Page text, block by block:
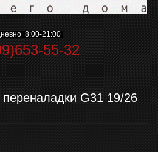
8:00-21:00
55-32
G31 19/26
любой удобный